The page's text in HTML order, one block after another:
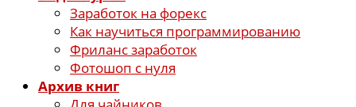
Заработок на форекс
Как научиться программированию
Фриланс заработок
Фотошоп с нуля
Архив книг